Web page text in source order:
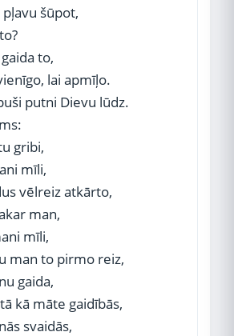
šūpot,
to,
lai apmīļo.
putni Dievu lūdz.
gribi,
mīli,
vēlreiz atkārto,
man,
mīli,
man to pirmo reiz,
gaida,
kā māte gaidībās,
svaidās,